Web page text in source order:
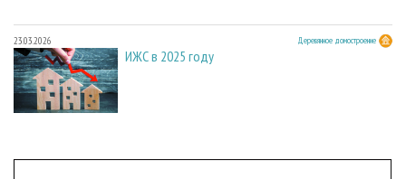
23.03.2026 Деревянное домостроение
ИЖС в 2025 году